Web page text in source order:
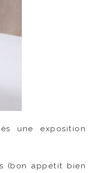
une exposition
(bon appétit bien